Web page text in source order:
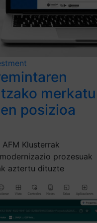
merkatu
posizioa
Klusterrak
prozesuak
aztertu dituzte